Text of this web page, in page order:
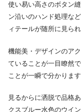
使い易い高さのボタン
ン沿いのハンド処理な
ィテールが随所に見ら
機能美・デザインのア
ていることが一目瞭然
ことが一瞬で分かります
見るからに洒脱で品格
クスブルー水色のウイ